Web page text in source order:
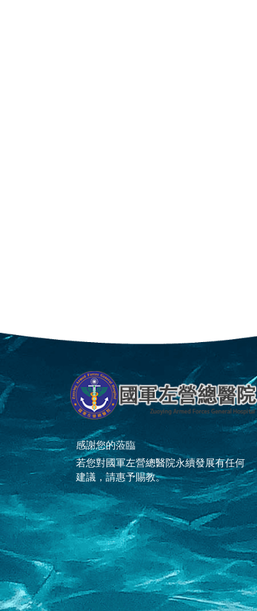
感謝您的蒞臨
若您對國軍左營總醫院永續發展有任何
建議，請惠予賜教。